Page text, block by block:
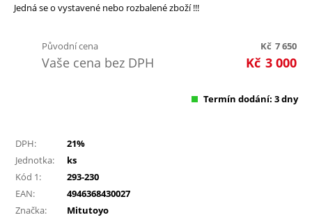
Jedná se o vystavené nebo rozbalené zboží !!!
Původní cena 7 650
Kč
Vaše cena bez DPH 3 000
Kč
Termín dodání: 3 dny
DPH:
21%
Jednotka:
ks
Kód 1:
293-230
EAN:
4946368430027
Značka:
Mitutoyo